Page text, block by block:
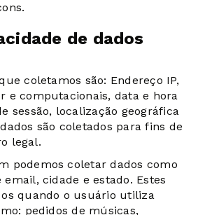
de dados
coletamos são: Endereço IP,
e computacionais, data e hora
sessão, localização geográfica
são coletados para fins de
legal.
podemos coletar dados como
cidade e estado. Estes
quando o usuário utiliza
pedidos de músicas,